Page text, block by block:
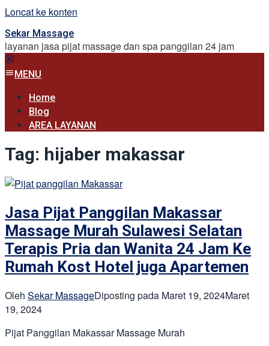
Loncat ke konten
Sekar Massage
layanan jasa pijat massage dan spa panggilan 24 jam
MENU
Home
Blog
AREA LAYANAN
Tag: hijaber makassar
Jasa Pijat Panggilan Makassar
Massage Murah Sulawesi Selatan
Terapis Pria dan Wanita 24 Jam Ke
Rumah Kost Hotel juga Apartemen
Oleh Sekar MassageDiposting pada Maret 19, 2024Maret
19, 2024
Pijat Panggilan Makassar Massage Murah